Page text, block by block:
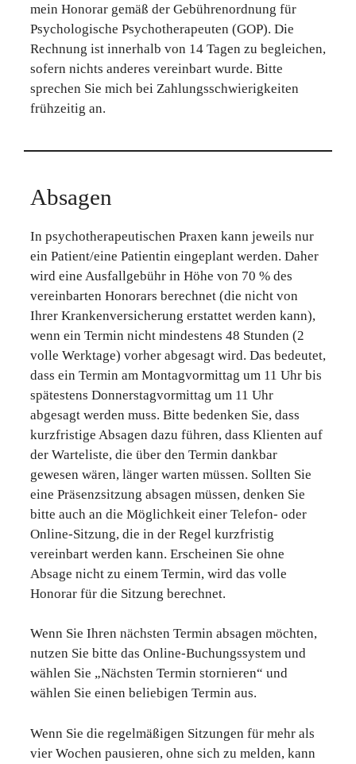
mein Honorar gemäß der Gebührenordnung für
Psychologische Psychotherapeuten (GOP). Die
Rechnung ist innerhalb von 14 Tagen zu begleichen,
sofern nichts anderes vereinbart wurde. Bitte
sprechen Sie mich bei Zahlungsschwierigkeiten
frühzeitig an.
Absagen
In psychotherapeutischen Praxen kann jeweils nur
ein Patient/eine Patientin eingeplant werden. Daher
wird eine Ausfallgebühr in Höhe von 70 % des
vereinbarten Honorars berechnet (die nicht von
Ihrer Krankenversicherung erstattet werden kann),
wenn ein Termin nicht mindestens 48 Stunden (2
volle Werktage) vorher abgesagt wird. Das bedeutet,
dass ein Termin am Montagvormittag um 11 Uhr bis
spätestens Donnerstagvormittag um 11 Uhr
abgesagt werden muss. Bitte bedenken Sie, dass
kurzfristige Absagen dazu führen, dass Klienten auf
der Warteliste, die über den Termin dankbar
gewesen wären, länger warten müssen. Sollten Sie
eine Präsenzsitzung absagen müssen, denken Sie
bitte auch an die Möglichkeit einer Telefon- oder
Online-Sitzung, die in der Regel kurzfristig
vereinbart werden kann. Erscheinen Sie ohne
Absage nicht zu einem Termin, wird das volle
Honorar für die Sitzung berechnet.
Wenn Sie Ihren nächsten Termin absagen möchten,
nutzen Sie bitte das Online-Buchungssystem und
wählen Sie „Nächsten Termin stornieren“ und
wählen Sie einen beliebigen Termin aus.
Wenn Sie die regelmäßigen Sitzungen für mehr als
vier Wochen pausieren, ohne sich zu melden, kann